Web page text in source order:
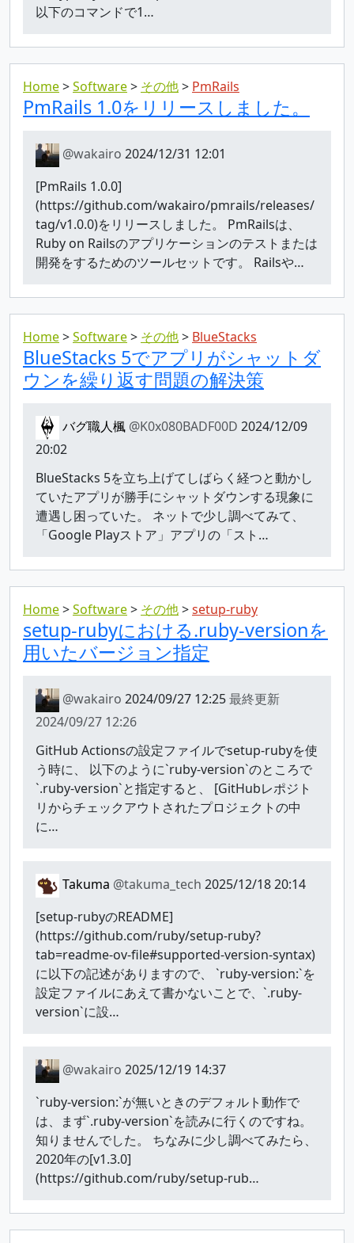
以下のコマンドで1…
Home Software その他 PmRails
PmRails 1.0をリリースしました。
@wakairo 2024/12/31 12:01
[PmRails 1.0.0]
(https://github.com/wakairo/pmrails/releases/
tag/v1.0.0)をリリースしました。 PmRailsは、
Ruby on Railsのアプリケーションのテストまたは
開発をするためのツールセットです。 Railsや…
Home Software その他 BlueStacks
BlueStacks 5でアプリがシャットダ
ウンを繰り返す問題の解決策
バグ職人楓 @K0x080BADF00D 2024/12/09
20:02
BlueStacks 5を立ち上げてしばらく経つと動かし
ていたアプリが勝手にシャットダウンする現象に
遭遇し困っていた。 ネットで少し調べてみて、
「Google Playストア」アプリの「スト…
Home Software その他 setup-ruby
setup-rubyにおける.ruby-versionを
用いたバージョン指定
@wakairo 2024/09/27 12:25最終更新
2024/09/27 12:26
GitHub Actionsの設定ファイルでsetup-rubyを使
う時に、 以下のように`ruby-version`のところで
`.ruby-version`と指定すると、 [GitHubレポジト
リからチェックアウトされたプロジェクトの中
に…
Takuma @takuma_tech 2025/12/18 20:14
[setup-rubyのREADME]
(https://github.com/ruby/setup-ruby?
tab=readme-ov-file#supported-version-syntax)
に以下の記述がありますので、 `ruby-version:`を
設定ファイルにあえて書かないことで、`.ruby-
version`に設…
@wakairo 2025/12/19 14:37
`ruby-version:`が無いときのデフォルト動作で
は、まず`.ruby-version`を読みに行くのですね。
知りませんでした。 ちなみに少し調べてみたら、
2020年の[v1.3.0]
(https://github.com/ruby/setup-rub…